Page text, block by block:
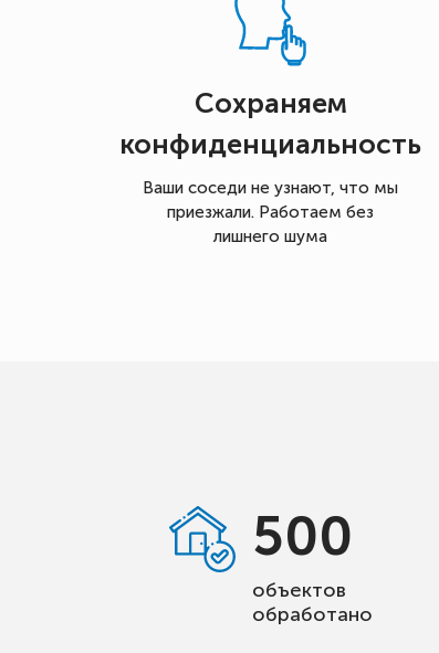
Сохраняем
конфиденциальность
Ваши соседи не узнают, что мы
приезжали. Работаем без
лишнего шума
500
объектов
обработано